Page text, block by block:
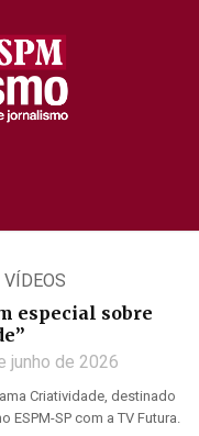
VÍDEOS
especial sobre
junho de 2026
Criatividade, destinado
ESPM-SP com a TV Futura.